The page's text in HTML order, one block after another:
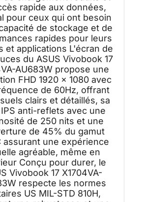
rapide aux données,
pour ceux qui ont besoin
de stockage et de
rapides pour leurs
et applications L'écran de
du ASUS Vivobook 17
AU683W propose une
FHD 1920 x 1080 avec
de 60Hz, offrant
clairs et détaillés, sa
anti-reflets avec une
de 250 nits et une
de 45% du gamut
assurant une expérience
agréable, même en
Conçu pour durer, le
Vivobook 17 X1704VA-
respecte les normes
US MIL-STD 810H,